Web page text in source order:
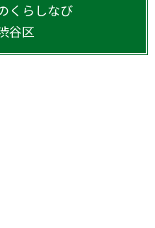
くらしなび
谷区